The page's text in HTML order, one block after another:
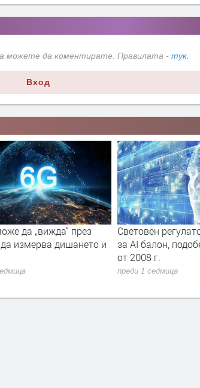
можете да коментирате. Правилата - тук.
Вход
да „вижда“ през
измерва дишането и
Световен
за AI балон,
от 2008 г.
преди 1 седмица